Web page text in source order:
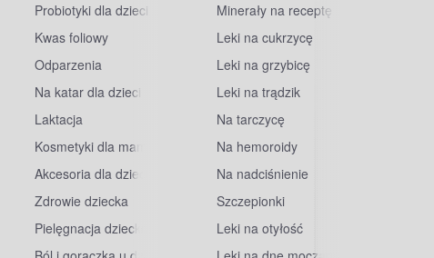
Probiotyki dla dzieci
Kwas foliowy
Odparzenia
Na katar dla dzieci
Laktacja
Kosmetyki dla mam
Akcesoria dla dzieci
Zdrowie dziecka
Pielęgnacja dziecka
Minerały na receptę
Leki na cukrzycę
Leki na grzybicę
Leki na trądzik
Na tarczycę
Na hemoroidy
Na nadciśnienie
Szczepionki
Leki na otyłość